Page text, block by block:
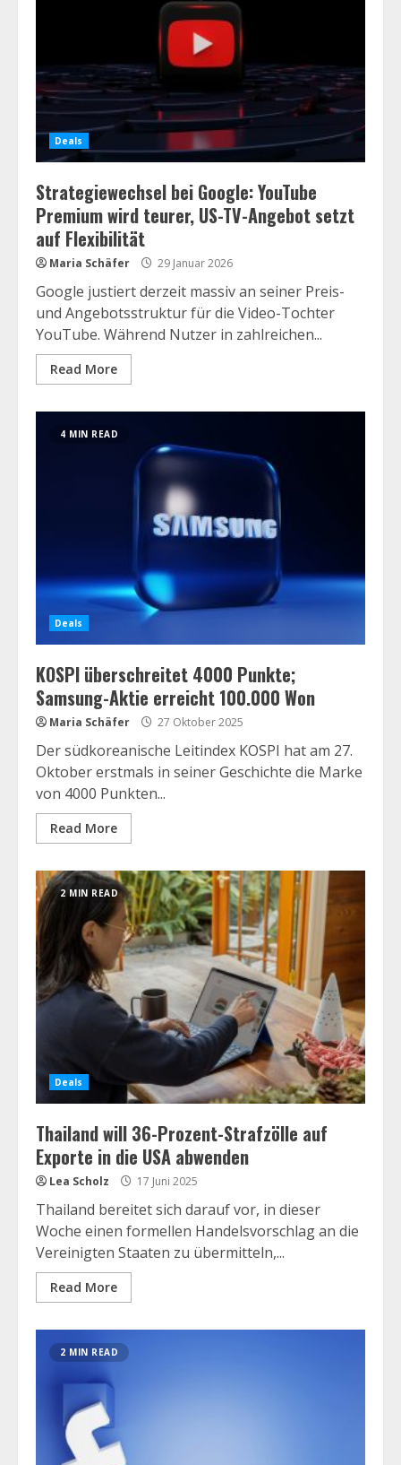
Deals
Strategiewechsel bei Google: YouTube
Premium wird teurer, US-TV-Angebot setzt
auf Flexibilität
Maria Schäfer 29 Januar 2026
Google justiert derzeit massiv an seiner Preis-
und Angebotsstruktur für die Video-Tochter
YouTube. Während Nutzer in zahlreichen...
Read More
4 MIN READ
Deals
KOSPI überschreitet 4000 Punkte;
Samsung-Aktie erreicht 100.000 Won
Maria Schäfer 27 Oktober 2025
Der südkoreanische Leitindex KOSPI hat am 27.
Oktober erstmals in seiner Geschichte die Marke
von 4000 Punkten...
Read More
2 MIN READ
Deals
Thailand will 36-Prozent-Strafzölle auf
Exporte in die USA abwenden
Lea Scholz 17 Juni 2025
Thailand bereitet sich darauf vor, in dieser
Woche einen formellen Handelsvorschlag an die
Vereinigten Staaten zu übermitteln,...
Read More
2 MIN READ